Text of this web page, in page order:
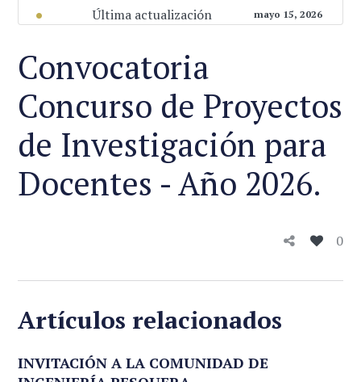
Última actualización mayo 15, 2026
Convocatoria
Concurso de Proyectos
de Investigación para
Docentes - Año 2026.
0
Artículos relacionados
INVITACIÓN A LA COMUNIDAD DE